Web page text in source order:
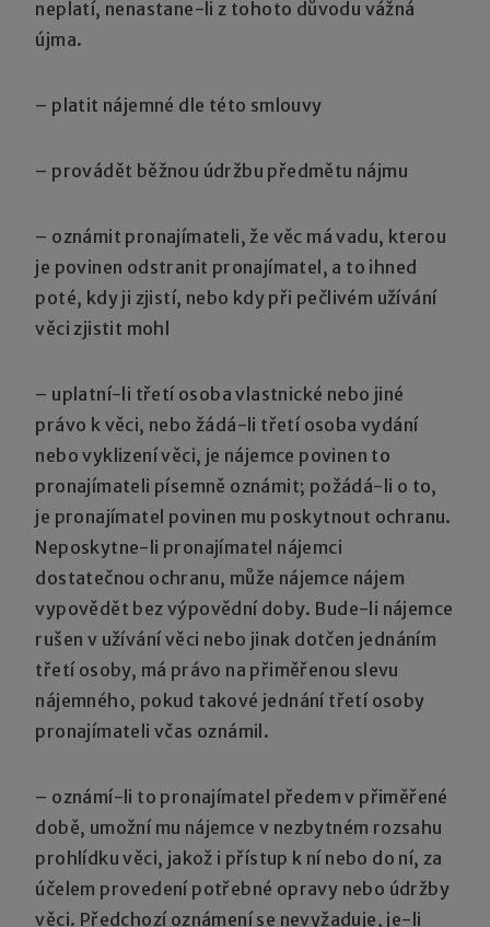
neplatí, nenastane-li z tohoto důvodu vážná
újma.
– platit nájemné dle této smlouvy
– provádět běžnou údržbu předmětu nájmu
– oznámit pronajímateli, že věc má vadu, kterou
je povinen odstranit pronajímatel, a to ihned
poté, kdy ji zjistí, nebo kdy při pečlivém užívání
věci zjistit mohl
– uplatní-li třetí osoba vlastnické nebo jiné
právo k věci, nebo žádá-li třetí osoba vydání
nebo vyklizení věci, je nájemce povinen to
pronajímateli písemně oznámit; požádá-li o to,
je pronajímatel povinen mu poskytnout ochranu.
Neposkytne-li pronajímatel nájemci
dostatečnou ochranu, může nájemce nájem
vypovědět bez výpovědní doby. Bude-li nájemce
rušen v užívání věci nebo jinak dotčen jednáním
třetí osoby, má právo na přiměřenou slevu
nájemného, pokud takové jednání třetí osoby
pronajímateli včas oznámil.
– oznámí-li to pronajímatel předem v přiměřené
době, umožní mu nájemce v nezbytném rozsahu
prohlídku věci, jakož i přístup k ní nebo do ní, za
účelem provedení potřebné opravy nebo údržby
věci. Předchozí oznámení se nevyžaduje, je-li